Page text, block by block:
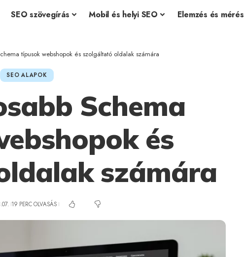
SEO szövegírás Mobil és helyi SEO Elemzés és mérés
típusok webshopok és szolgáltató oldalak számára
SEO ALAPOK
Schema
és
számára
19 PERC OLVASÁS